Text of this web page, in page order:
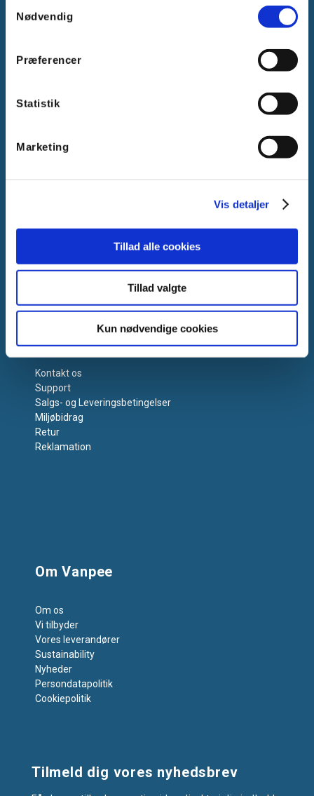
Nødvendig
Præferencer
Statistik
Marketing
Vis detaljer
Tillad alle cookies
Tillad valgte
Kun nødvendige cookies
2605 Brøndby, Danmark
Tlf.:+45 44 85 90 00
Kontakt os
Support
Salgs- og Leveringsbetingelser
Miljøbidrag
Retur
Reklamation
Om Vanpee
Om os
Vi tilbyder
Vores leverandører
Sustainability
Nyheder
Persondatapolitik
Cookiepolitik
Tilmeld dig vores nyhedsbrev